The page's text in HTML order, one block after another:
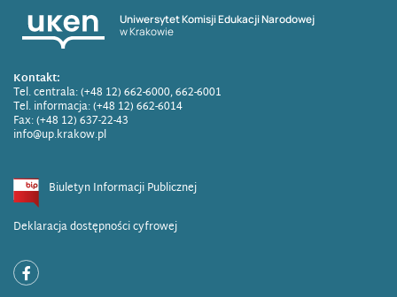
Uniwersytet Komisji Edukacji Narodowej
w Krakowie
Kontakt:
Tel. centrala: (+48 12) 662-6000, 662-6001
Tel. informacja: (+48 12) 662-6014
Fax: (+48 12) 637-22-43
info@up.krakow.pl
Biuletyn Informacji Publicznej
Deklaracja dostępności cyfrowej